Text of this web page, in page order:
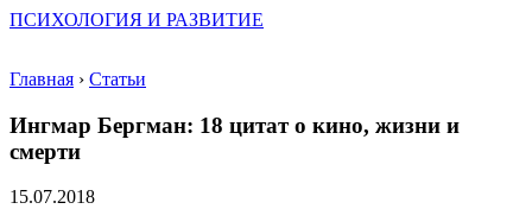
ПСИХОЛОГИЯ И РАЗВИТИЕ
Главная › Статьи
Ингмар Бергман: 18 цитат о кино, жизни и
смерти
15.07.2018